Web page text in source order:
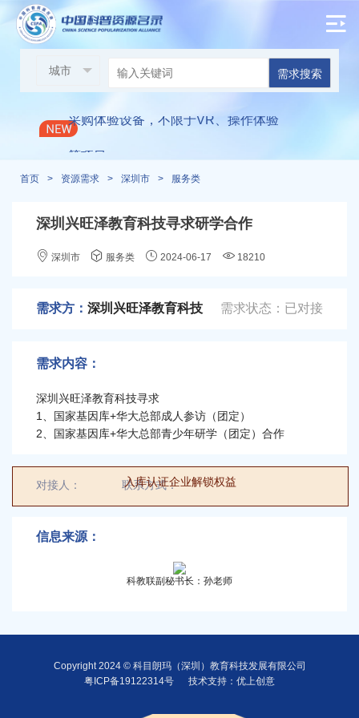
需求搜索
邀请各单位参与现场展示：2024光明区
采购体验设备，不限于VR、操作体验
等项目
朝鲜元山葛马特区寻求医用手环2万个
+两台无线中继器
/ 华雅科技成果转化研究院寻求AI合作 /
作
科普艺术专委会（筹）寻求大湾区公益
光明创新岛寻求优质企业入驻
共建花园项目合作
/ 眼科医院做异业合作需求 /
首页 > 资源需求 > 深圳市 > 服务类
深圳兴旺泽教育科技寻求研学合作
深圳市 服务类 2024-06-17 18210
需求状态：已对接
需求方： 深圳兴旺泽教育科技
需求内容：
深圳兴旺泽教育科技寻求
1、国家基因库+华大总部成人参访（团定）
2、国家基因库+华大总部青少年研学（团定）合作
入库认证企业解锁权益
对接人： 联系方式：00000000000
信息来源：
科教联副秘书长：孙老师
Copyright 2024 © 科目朗玛（深圳）教育科技发展有限公司
粤ICP备19122314号
技术支持：优上创意